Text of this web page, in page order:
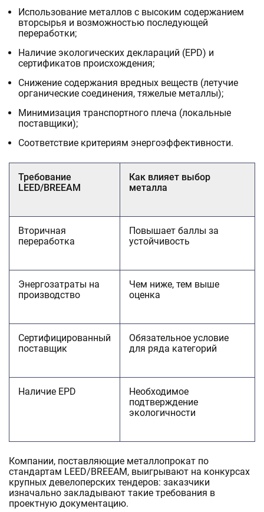
Использование металлов с высоким содержанием
вторсырья и возможностью последующей
переработки;
Наличие экологических деклараций (EPD) и
сертификатов происхождения;
Снижение содержания вредных веществ (летучие
органические соединения, тяжелые металлы);
Минимизация транспортного плеча (локальные
поставщики);
Соответствие критериям энергоэффективности.
Требование
LEED/BREEAM
Как влияет выбор
металла
Вторичная
переработка
Повышает баллы за
устойчивость
Энергозатраты на
производство
Чем ниже, тем выше
оценка
Сертифицированный
поставщик
Обязательное условие
для ряда категорий
Наличие EPD
Необходимое
подтверждение
экологичности
Компании, поставляющие металлопрокат по
стандартам LEED/BREEAM, выигрывают на конкурсах
крупных девелоперских тендеров: заказчики
изначально закладывают такие требования в
проектную документацию.